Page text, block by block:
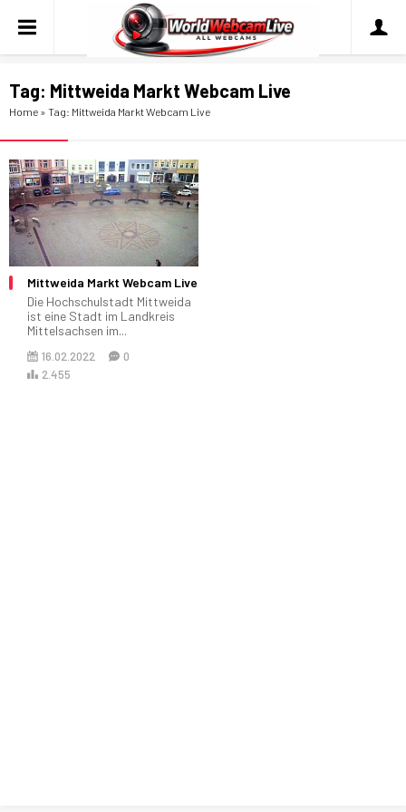
Tag: Mittweida Markt Webcam Live
Home » Tag: Mittweida Markt Webcam Live
Mittweida Markt Webcam Live
Die Hochschulstadt Mittweida
ist eine Stadt im Landkreis
Mittelsachsen im...
16.02.2022
0
2.455